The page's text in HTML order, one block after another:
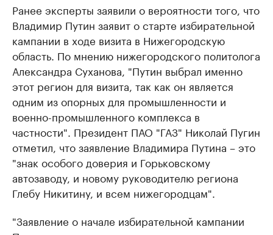
Ранее эксперты заявили о вероятности того, что
Владимир Путин заявит о старте избирательной
кампании в ходе визита в Нижегородскую
область. По мнению нижегородского политолога
Александра Суханова, "Путин выбрал именно
этот регион для визита, так как он является
одним из опорных для промышленности и
военно-промышленного комплекса в
частности". Президент ПАО "ГАЗ" Николай Пугин
отметил, что заявление Владимира Путина – это
"знак особого доверия и Горьковскому
автозаводу, и новому руководителю региона
Глебу Никитину, и всем нижегородцам".
"Заявление о начале избирательной кампании